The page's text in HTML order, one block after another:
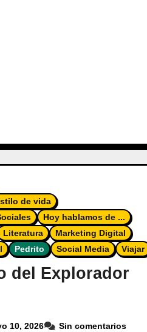
de vida
Hoy hablamos de ...
Literatura
Marketing Digital
Pedrito Social Media Viajar
del Explorador
10, 2026 Sin comentarios